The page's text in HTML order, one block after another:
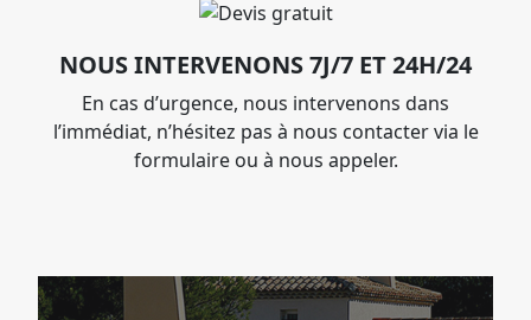
NOUS INTERVENONS 7J/7 ET 24H/24
En cas d’urgence, nous intervenons dans
l’immédiat, n’hésitez pas à nous contacter via le
formulaire ou à nous appeler.